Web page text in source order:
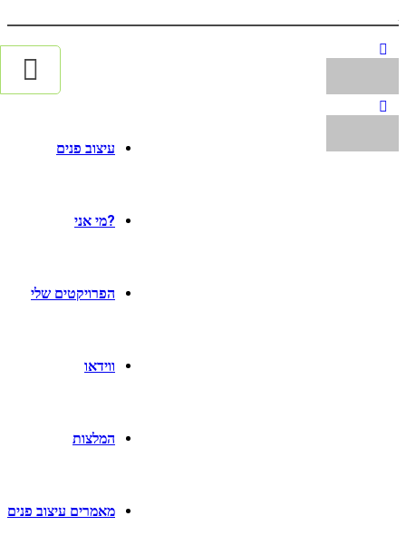
עיצוב פנים
?מי אני
הפרויקטים שלי
ווידאו
המלצות
מאמרים עיצוב פנים